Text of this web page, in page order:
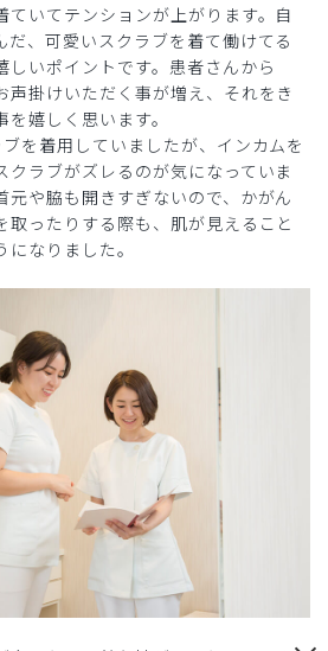
ていてテンションが上がります。自
、可愛いスクラブを着て働けてる
しいポイントです。患者さんから
声掛けいただく事が増え、それをき
嬉しく思います。
を着用していましたが、インカムを
ラブがズレるのが気になっていま
元や脇も開きすぎないので、かがん
取ったりする際も、肌が見えること
なりました。